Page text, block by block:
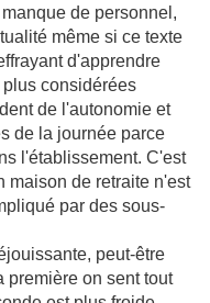
de personnel,
même si ce texte
d'apprendre
considérées
de l'autonomie et
de la journée parce
l'établissement. C'est
maison de retraite n'est
par des sous-
peut-être
première on sent tout